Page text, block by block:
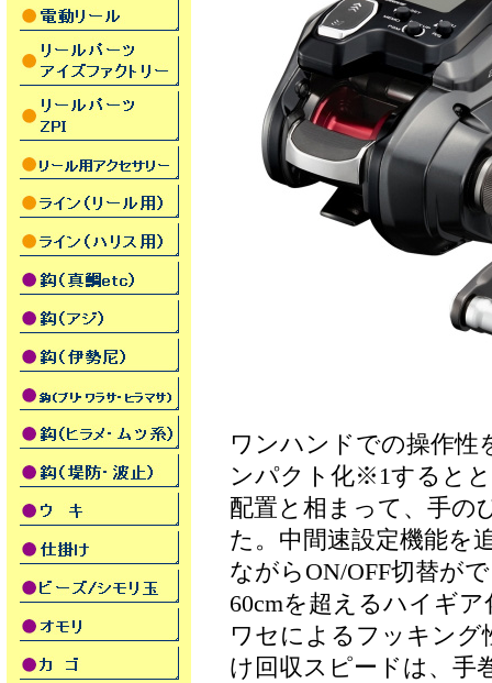
ワンハンドでの操作性
ンパクト化※1すると
配置と相まって、手の
た。中間速設定機能を
ながらON/OFF切替が
60cmを超えるハイギ
ワセによるフッキング
け回収スピードは、手